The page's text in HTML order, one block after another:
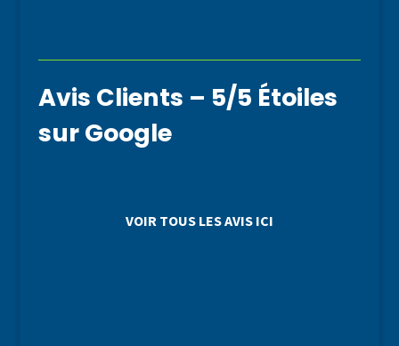
Avis Clients – 5/5 Étoiles
sur Google
VOIR TOUS LES AVIS ICI